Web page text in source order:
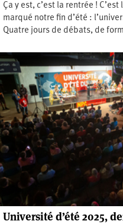
Ça y est, c’est la rentrée !
marqué notre fin d’été :
Quatre jours de débats, de
Université d’été 2025,